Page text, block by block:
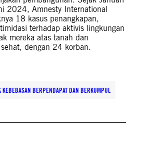
2024, Amnesty International
18 kasus penangkapan,
terhadap aktivis lingkungan
mereka atas tanah dan
dengan 24 korban.
KEBEBASAN BERPENDAPAT DAN BERKUMPUL